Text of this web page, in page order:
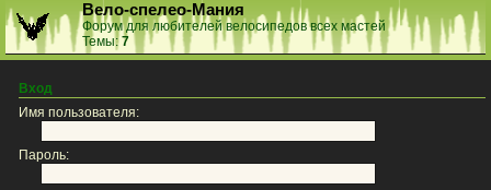
Вело-спелео-Мания
Форум для любителей велосипедов всех мастей
Темы:7
Вход
Имя пользователя:
Пароль: